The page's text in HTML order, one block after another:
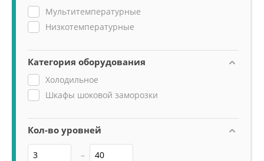
Мультитемпературные
Низкотемпературные
Категория оборудования
Холодильное
Шкафы шоковой заморозки
Кол-во уровней
–